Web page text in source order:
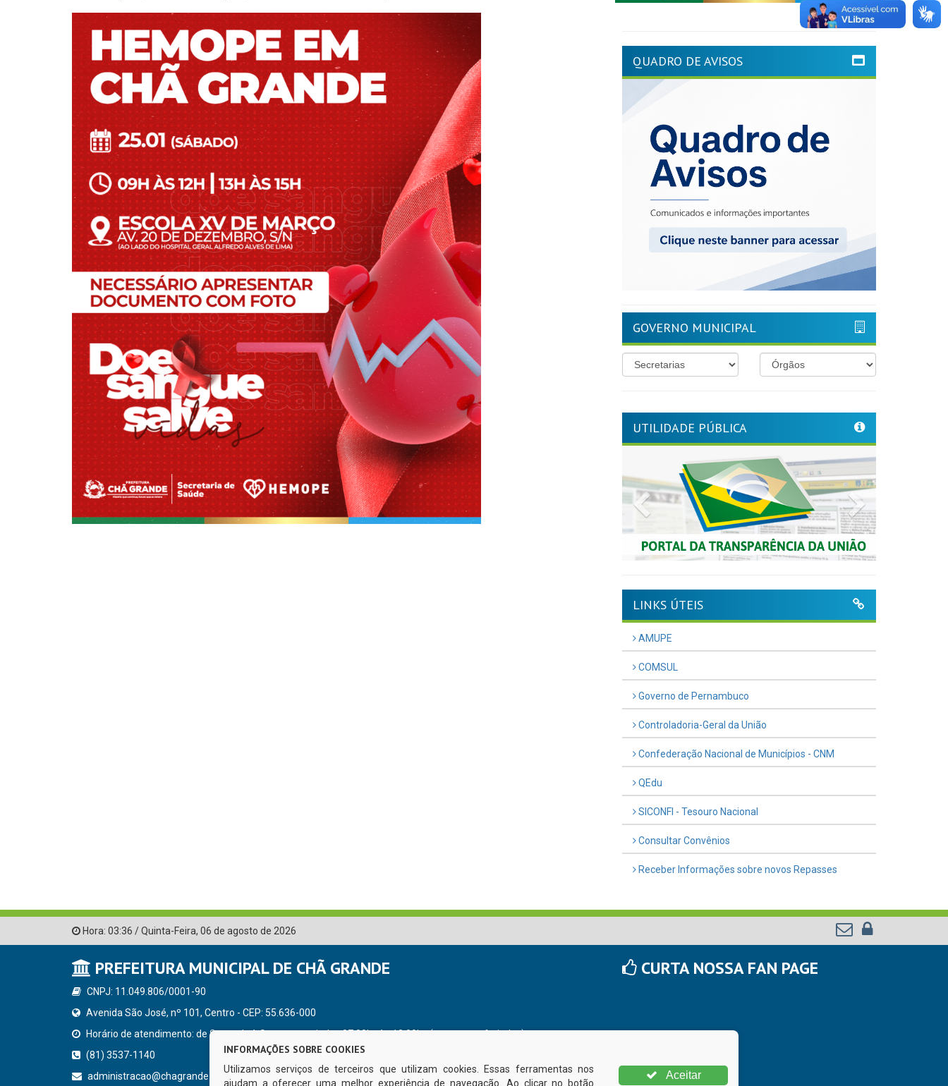
QUADRO DE AVISOS
GOVERNO MUNICIPAL
UTILIDADE PÚBLICA
Previous
LINKS ÚTEIS
AMUPE
COMSUL
Governo de Pernambuco
Controladoria-Geral da União
Confederação Nacional de Municípios - CNM
QEdu
SICONFI - Tesouro Nacional
Consultar Convênios
Receber Informações sobre novos Repasses
Hora: 03:36 /Quinta-Feira, 06 de agosto de 2026
PREFEITURA MUNICIPAL DE CHÃ GRANDE
CNPJ: 11.049.806/0001-90
Avenida São José, nº 101, Centro - CEP: 55.636-000
Horário de atendimento: de Segunda à Sexta, a partir das 07:00hs às 13:00hs (exceto nos feriados)
(81) 3537-1140
administracao@chagrande.pe.gov.br
CURTA NOSSA FAN PAGE
INFORMAÇÕES SOBRE COOKIES
Utilizamos serviços de terceiros que utilizam cookies. Essas ferramentas nos
ajudam a oferecer uma melhor experiência de navegação. Ao clicar no botão
Aceitar